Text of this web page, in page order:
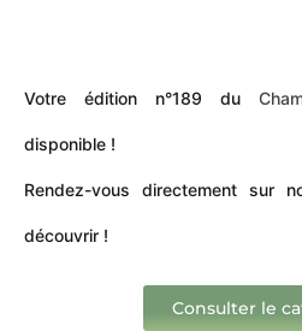
Votre édition n°189 du
disponible !
Rendez-vous directement sur
découvrir !
Consulter le